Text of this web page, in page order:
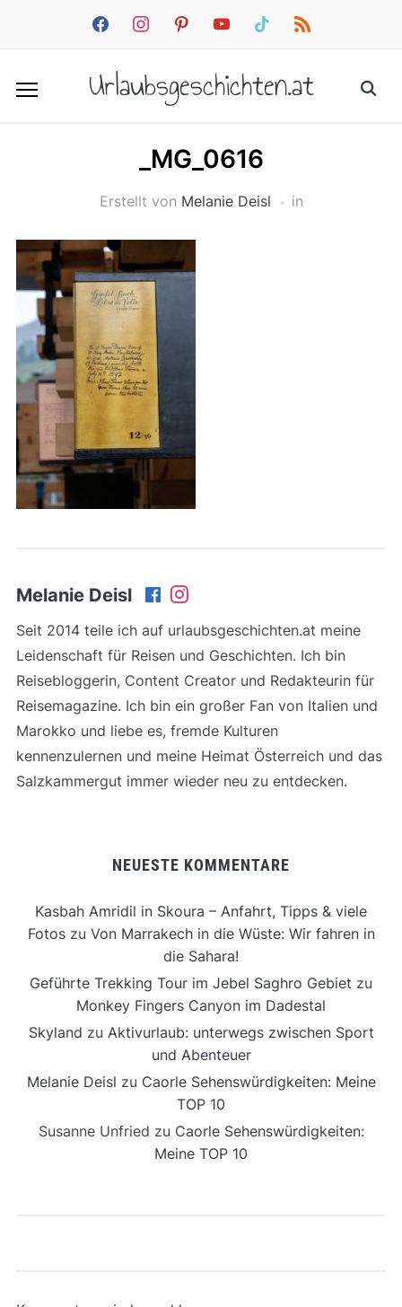
facebookinstagrampinterestyoutube tiktok rss
Urlaubsgeschichten.at
_MG_0616
Erstellt von Melanie Deisl in
Melanie Deisl
Seit 2014 teile ich auf urlaubsgeschichten.at meine
Leidenschaft für Reisen und Geschichten. Ich bin
Reisebloggerin, Content Creator und Redakteurin für
Reisemagazine. Ich bin ein großer Fan von Italien und
Marokko und liebe es, fremde Kulturen
kennenzulernen und meine Heimat Österreich und das
Salzkammergut immer wieder neu zu entdecken.
NEUESTE KOMMENTARE
Kasbah Amridil in Skoura – Anfahrt, Tipps & viele
Fotoszu Von Marrakech in die Wüste: Wir fahren in
die Sahara!
Geführte Trekking Tour im Jebel Saghro Gebiet zu
Monkey Fingers Canyon im Dadestal
Skyland zu Aktivurlaub: unterwegs zwischen Sport
und Abenteuer
Melanie Deisl zu Caorle Sehenswürdigkeiten: Meine
TOP 10
Susanne Unfried zu Caorle Sehenswürdigkeiten:
Meine TOP 10